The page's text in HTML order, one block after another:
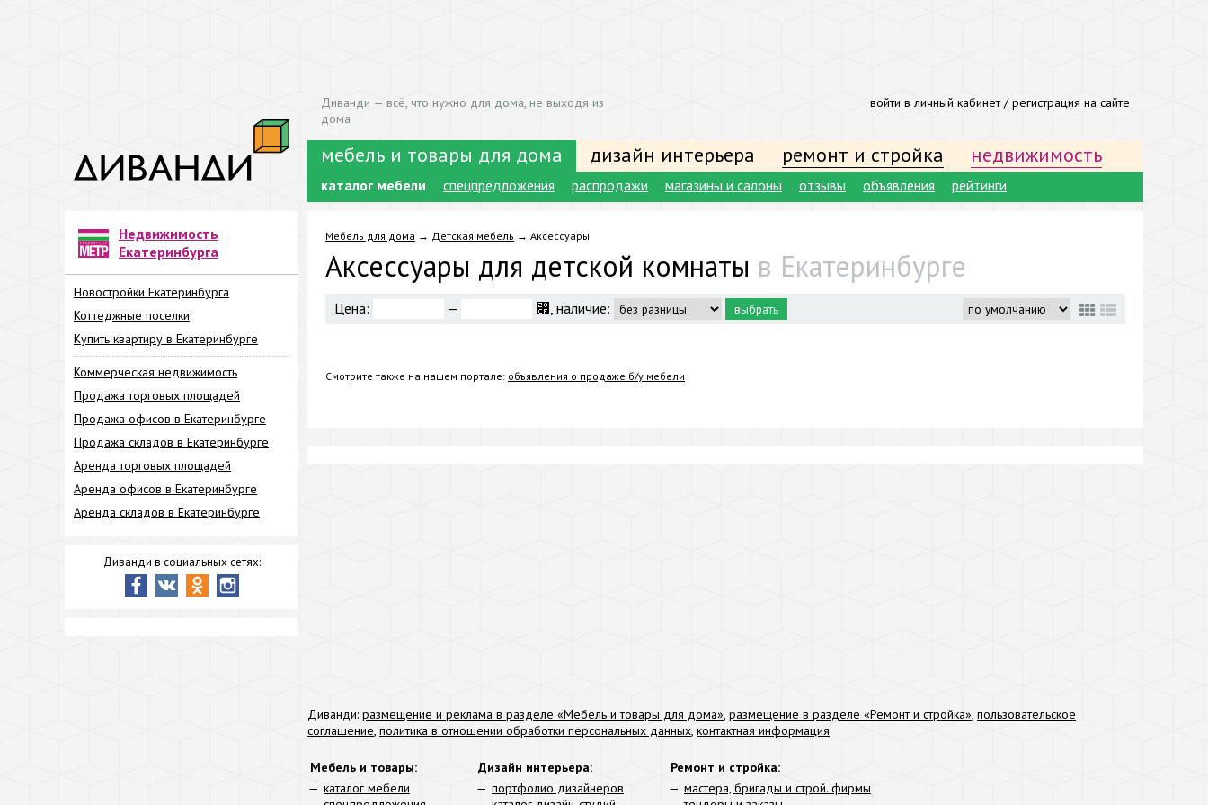
войти в личный кабинет/регистрация на сайте
Диванди — всё, что нужно для дома, не выходя из
дома
мебель и товары для дома дизайн интерьера ремонт и стройка недвижимость
каталог мебели спецпредложения распродажи магазины и салоны отзывы объявления рейтинги
Недвижимость
Екатеринбурга
Новостройки Екатеринбурга
Коттеджные поселки
Купить квартиру в Екатеринбурге
Коммерческая недвижимость
Продажа торговых площадей
Продажа офисов в Екатеринбурге
Продажа складов в Екатеринбурге
Аренда торговых площадей
Аренда офисов в Екатеринбурге
Аренда складов в Екатеринбурге
Диванди в социальных сетях:
Мебель для дома → Детская мебель → Аксессуары
Аксессуары для детской комнаты в Екатеринбурге
Цена: — ⃏, наличие:
Смотрите также на нашем портале: объявления о продаже б/у мебели
Диванди: размещение и реклама в разделе «Мебель и товары для дома», размещение в разделе «Ремонт и стройка», пользовательское
соглашение, политика в отношении обработки персональных данных, контактная информация.
Мебель и товары:
каталог мебели
Дизайн интерьера:
портфолио дизайнеров
Ремонт и стройка:
мастера, бригады и строй. фирмы